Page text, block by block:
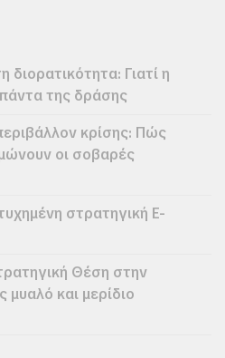
Γιατί η
της δράσης
κρίσης: Πώς
οι σοβαρές
στρατηγική E-
Θέση στην
και μερίδιο